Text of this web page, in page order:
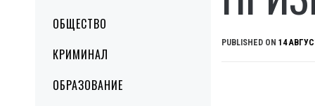
ОБЩЕСТВО
КРИМИНАЛ
ОБРАЗОВАНИЕ
PUBLISHED ON 14